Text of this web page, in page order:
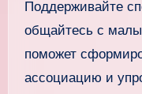
Поддерживайте
общайтесь с
поможет
ассоциацию и